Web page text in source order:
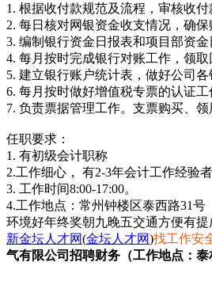
1. 根据收付款规范及流程，审核收
2. 每日核对网银资金收支情况，确
3. 编制银行资金日报表和项目部资
4. 每月按时完成银行对账工作，领
5. 建立银行账户统计表，做好公司
6. 每月按时做好增值税专票的认证工
7. 负责票据管理工作。支票购买、
任职要求：
1. 有初级会计职称
2.工作细心， 有2-3年会计工作经验者
3. 工作时间8:00-17:00。
4.工作地点：常州钟楼区泰西路31号
环境好年终奖朝九晚五交通方便有提
新金坛人才网(金坛人才网)找工作安
气有限公司招聘财务（工作地点：泰